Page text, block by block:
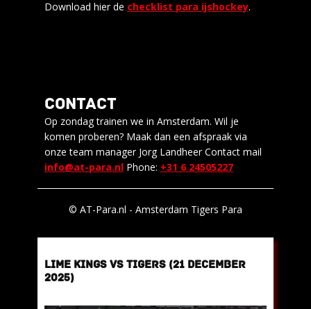
Als materiaalman van een para-ijshockeyteam
leer je al snel één ding: materiaal krijgt het zwaar
te verduren. Zeker handschoenen.
Lees meer
LIME KINGS VS TIGERS (21 DECEMBER
2025)
Download hier de checklist para ijshockey.
CONTACT
Op zondag trainen we in Amsterdam. Wil je
komen proberen? Maak dan een afspraak via
onze team manager Jorg Landheer Contact mail
info@at-para.nl Phone: +31 6 24505227
© AT-Para.nl - Amsterdam Tigers Para